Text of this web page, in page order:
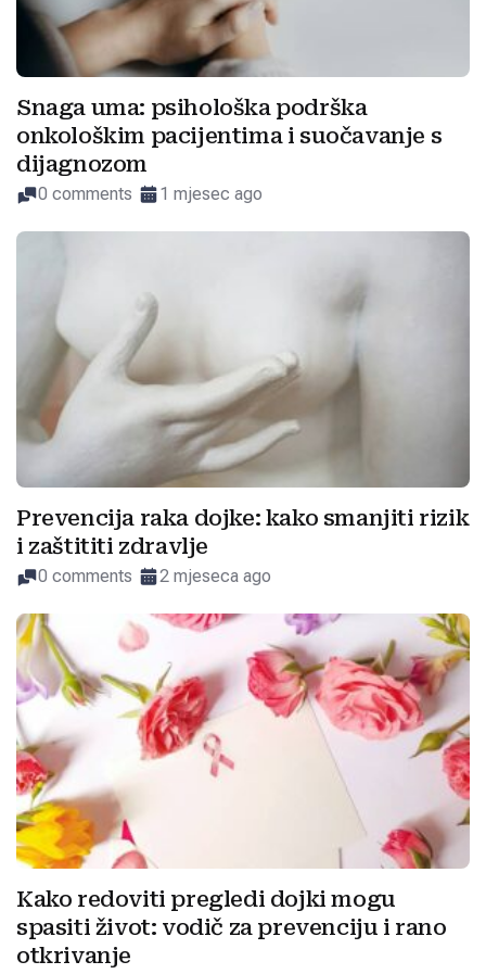
Snaga uma: psihološka podrška
onkološkim pacijentima i suočavanje s
dijagnozom
0 comments 1 mjesec ago
Prevencija raka dojke: kako smanjiti rizik
i zaštititi zdravlje
0 comments 2 mjeseca ago
Kako redoviti pregledi dojki mogu
spasiti život: vodič za prevenciju i rano
otkrivanje